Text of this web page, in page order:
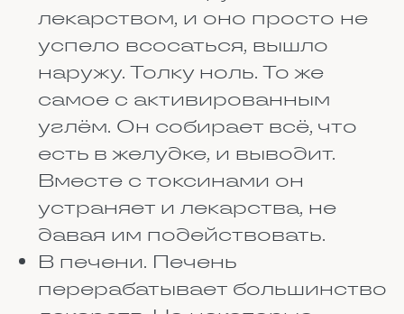
фильтровать кровь, токсины
накапливаются. А если к этой
паре добавить ещё и
мочегонное фуросемид,
можно потерять слух.
Серьёзно. Человек может
оглохнуть, и это часто
необратимо. Такие
комбинации под строжайшим
запретом.
Обезболивающие с
гормональными
противовоспалительными,
аспирином или
индометацином. Всё это